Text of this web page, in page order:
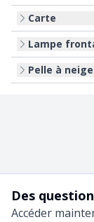
Carte
Lampe
Pelle à neige
Des
Accéder